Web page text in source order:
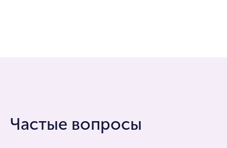
Частые вопросы